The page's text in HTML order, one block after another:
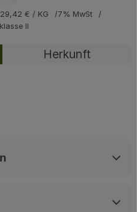
29,42 € / KG
7% MwSt
II
Herkunft